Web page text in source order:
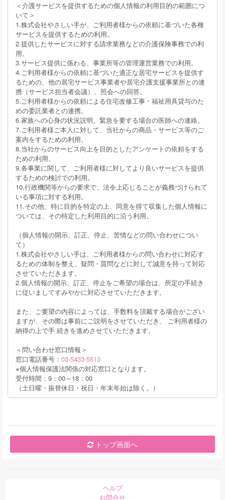
＜介護サービスを提供するための個人情報の利用目的の範囲につ
いて＞
1.株式会社やさしい手が、ご利用者様からの依頼に基づいた各種
サービスを提供するための利用。
2.提供したサービスに対する請求業務などの介護保険事務での利
用。
3.サービス提供に係わる、事業所等の管理運営業務での利用。
4.ご利用者様からの依頼に基づいた適正な居宅サービスを提供す
るための、他の居宅サービス事業者や居宅介護支援事業所との連
携（サービス担当者会議）、照会への回答。
5.ご利用者様からの依頼による住宅改修工事・福祉用具貸与のた
めの委託業者との連携。
6.家族への心身の状況説明。緊急を要する場合の医師への連絡。
7.ご利用者様ご本人に対して、当社からの商品・サービス等のご
案内をするための利用。
8.当社からのサービス向上を目的としたアンケートの依頼をする
ための利用。
9.各事業に関して、ご利用者様に対してより良いサービスを提供
するための検討での利用。
10.行政機関等からの要求で、法令上応じることが義務づけられて
いる事項に対する利用。
11.その他、特に目的を特定の上、同意を得て収集した個人情報に
ついては、その特定した利用目的に沿う利用。
（個人情報の開示、訂正、停止、苦情などの問い合わせについ
て）
1.株式会社やさしい手は、ご利用者様からの問い合わせに対応す
るための体制を整え、疑問・質問などに対して誠意を持って対応
させていただきます。
2.個人情報の開示、訂正、停止をご希望の場合は、所定の手続き
に従いましてすみやかに対応させていただきます。
また、ご要望の内容によっては、手数料を頂戴する場合がござい
ますが、その際は事前にご説明をさせていただき、 ご利用者様の
納得の上で手 続きを進めさせていただきます。
＜問い合わせ窓口情報＞
窓口電話番号： 03-5433-5513
※個人情報保護法関係の対応窓口となります。
受付時間：9：00～18：00
（土日曜・振替休日・祝日・年末年始は除く。）
トップ画面へ
ヘルプ
お問合せ